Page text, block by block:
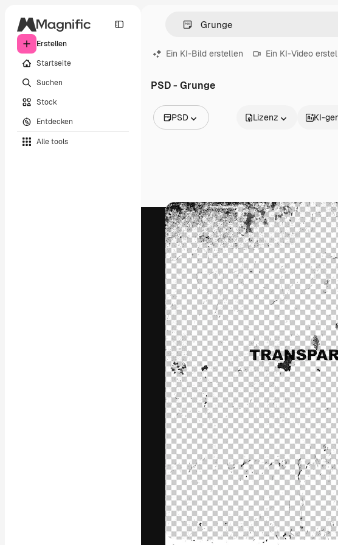
Erstellen
Startseite
Suchen
Stock
Entdecken
Alle tools
Ein KI-Bild erstellen Ein KI-Video
PSD - Grunge
PSD
Videos
Filmmaterial
Motion Graphics
Videovorlagen
Icons
3D-Modelle
Schriftarten
Lizenz KI-
Die kreative Plattform, um
Arbeit zu verwirklichen. Mehr
Abonnenten unter Kreativen,
Agenturen und Studios.
Deutsch
Copyright © 2010-2026Freepik